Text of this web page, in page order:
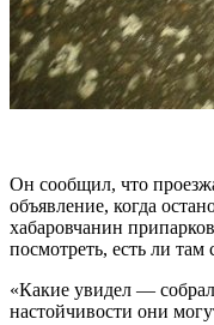
Он сообщил, что
объявление, когда
хабаровчанин
посмотреть, есть ли там
«Какие увидел —
настойчивости они